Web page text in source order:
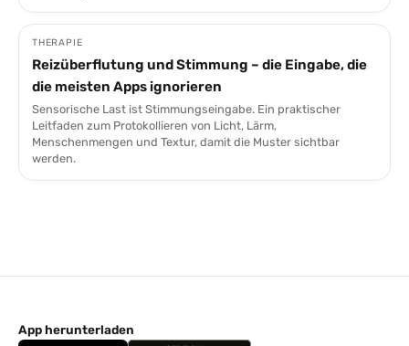
THERAPIE
Reizüberflutung und Stimmung – die Eingabe, die
die meisten Apps ignorieren
Sensorische Last ist Stimmungseingabe. Ein praktischer
Leitfaden zum Protokollieren von Licht, Lärm,
Menschenmengen und Textur, damit die Muster sichtbar
werden.
App herunterladen